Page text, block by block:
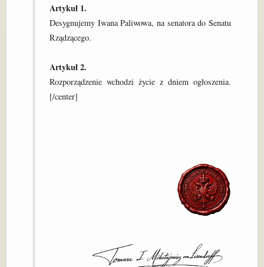
Artykuł 1.
Desygnujemy Iwana Paliwowa, na senatora do Senatu
Rządzącego.
Artykuł 2.
Rozporządzenie wchodzi życie z dniem ogłoszenia.
[/center]